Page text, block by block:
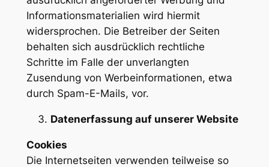
Informationsmaterialien wird hiermit
widersprochen. Die Betreiber der Seiten
behalten sich ausdrücklich rechtliche
Schritte im Falle der unverlangten
Zusendung von Werbeinformationen, etwa
durch Spam-E-Mails, vor.
Datenerfassung auf unserer Website
Cookies
Die Internetseiten verwenden teilweise so